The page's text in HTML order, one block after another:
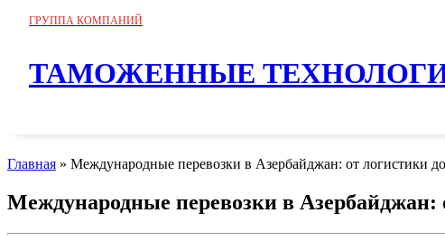
ГРУППА КОМПАНИЙ
ТАМОЖЕННЫЕ
Главная » Международные перевозки в Азербайджан: от логистики
Международные перевозки в Азербайджан: